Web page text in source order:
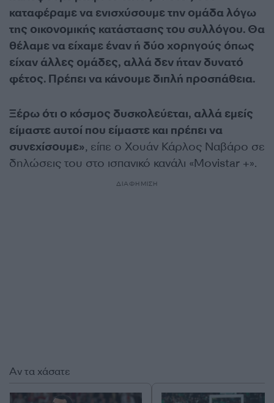
καταφέραμε να ενισχύσουμε την ομάδα λόγω
της οικονομικής κατάστασης του συλλόγου. Θα
θέλαμε να είχαμε έναν ή δύο χορηγούς όπως
είχαν άλλες ομάδες, αλλά δεν ήταν δυνατό
φέτος. Πρέπει να κάνουμε διπλή προσπάθεια.
Ξέρω ότι ο κόσμος δυσκολεύεται, αλλά εμείς
είμαστε αυτοί που είμαστε και πρέπει να
συνεχίσουμε», είπε ο Χουάν Κάρλος Ναβάρο σε
δηλώσεις του στο ισπανικό κανάλι «Movistar +».
ΔΙΑΦΗΜΙΣΗ
Αν τα χάσατε